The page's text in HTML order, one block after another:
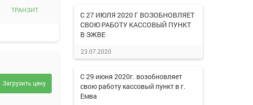
ТРАНЗИТ
Загрузить цену
С 27 ИЮЛЯ 2020 Г ВОЗОБНОВЛЯЕТ
СВОЮ РАБОТУ КАССОВЫЙ ПУНКТ
В ЭЖВЕ
23.07.2020
С 29 июня 2020г. возобновляет
свою работу кассовый пункт в г.
Емва